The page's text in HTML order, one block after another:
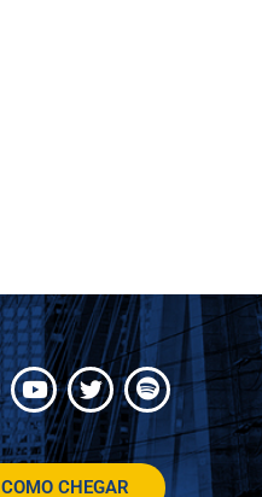
COMO CHEGAR